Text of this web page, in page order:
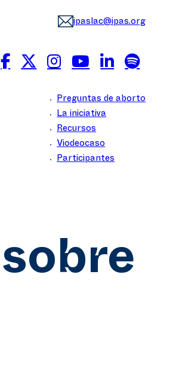
ipaslac@ipas.org
Preguntas de aborto
La iniciativa
Recursos
Viodeocaso
Participantes